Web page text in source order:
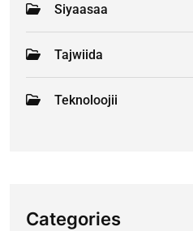
Siyaasaa
Tajwiida
Teknoloojii
Categories